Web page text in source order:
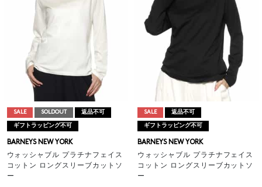
SALE SOLDOUT 返品不可
ギフトラッピング不可
BARNEYS NEW YORK
ウォッシャブル プラチナフェイス
コットン ロングスリーブカットソ
ー
SALE 返品不可
ギフトラッピング不可
BARNEYS NEW YORK
ウォッシャブル プラチナフェイス
コットン ロングスリーブカットソ
ー